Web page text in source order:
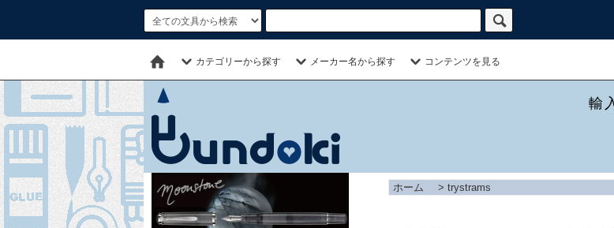
カテゴリーから探す メーカー名から探す コンテンツを見る
輸
ホーム > trystrams